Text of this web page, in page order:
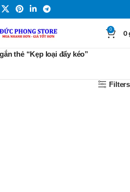
0 0
thẻ “Kẹp loại đẩy kéo”
Filters